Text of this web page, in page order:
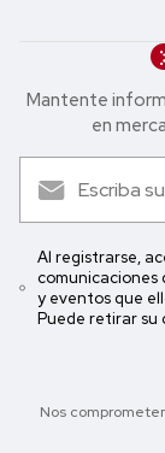
Mantente
en
Al registrarse,
comunicaciones
y eventos que
Puede retirar su
Nos